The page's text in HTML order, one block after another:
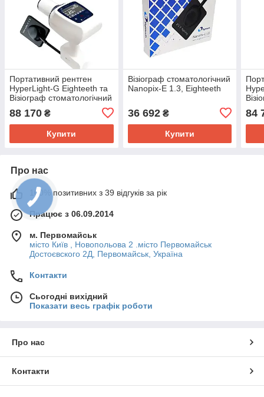
Портативний рентген
HyperLight-G Eighteeth та
Візіограф стоматологічний
Nanopix-Е 1.3, Eighteeth
88 170 ₴
Купити
Візіограф стоматологічний
Nanopix-Е 1.3, Eighteeth
36 692₴
Купити
84
Про нас
100% позитивних з 39 відгуків за рік
Працює з 06.09.2014
м. Первомайськ
місто Київ , Новопольова 2 .місто Первомайськ
Достоєвского 2Д, Первомайськ, Україна
Контакти
Сьогодні вихідний
Показати весь графік роботи
Про нас
Контакти